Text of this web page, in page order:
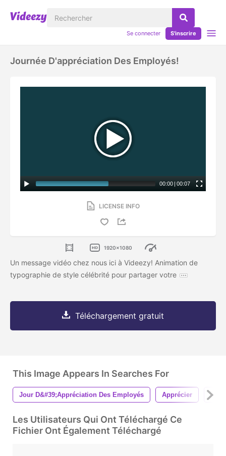
Se connecter S'inscrire
Journée D'appréciation Des Employés!
00:00 | 00:07
LICENSE INFO
1920x1080
Un message vidéo chez nous ici à Videezy! Animation de
typographie de style célébrité pour partager votre
Téléchargement gratuit
This Image Appears In Searches For
Jour D&#39;appréciation Des Employés Apprécier
Les Utilisateurs Qui Ont Téléchargé Ce
Fichier Ont Également Téléchargé